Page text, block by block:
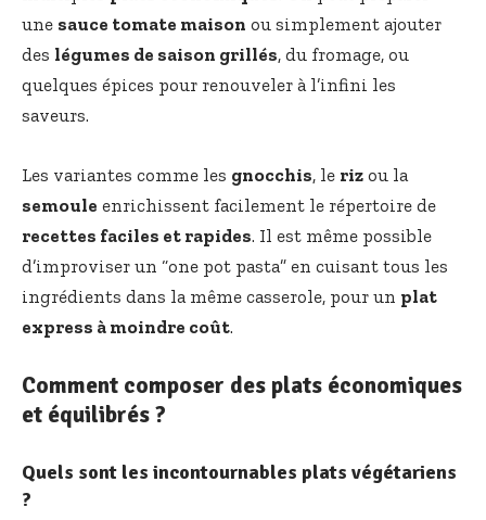
une sauce tomate maison ou simplement ajouter
des légumes de saison grillés, du fromage, ou
quelques épices pour renouveler à l’infini les
saveurs.
Les variantes comme les gnocchis, le riz ou la
semoule enrichissent facilement le répertoire de
recettes faciles et rapides. Il est même possible
d’improviser un “one pot pasta” en cuisant tous les
ingrédients dans la même casserole, pour un plat
express à moindre coût.
Comment composer des plats économiques
et équilibrés ?
Quels sont les incontournables plats végétariens
?